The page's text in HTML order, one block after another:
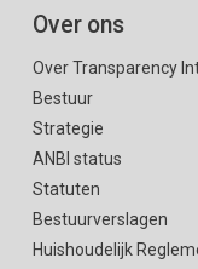
Over ons
Over Transparency
Bestuur
Strategie
ANBI status
Statuten
Bestuurverslagen
Huishoudelijk